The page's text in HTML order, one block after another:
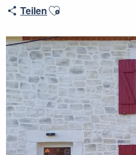
TeilenAjouter aux favoris